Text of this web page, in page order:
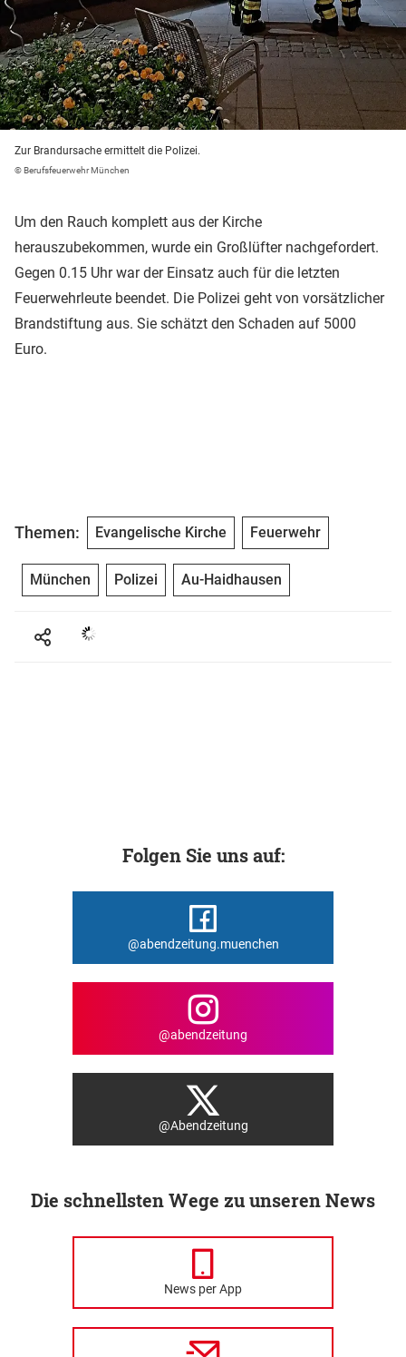
Zur Brandursache ermittelt die Polizei.
© Berufsfeuerwehr München
Um den Rauch komplett aus der Kirche
herauszubekommen, wurde ein Großlüfter nachgefordert.
Gegen 0.15 Uhr war der Einsatz auch für die letzten
Feuerwehrleute beendet. Die Polizei geht von vorsätzlicher
Brandstiftung aus. Sie schätzt den Schaden auf 5000
Euro.
Themen: Evangelische Kirche Feuerwehr
München Polizei Au-Haidhausen
Folgen Sie uns auf:
@abendzeitung.muenchen
@abendzeitung
@Abendzeitung
Die schnellsten Wege zu unseren News
News per App